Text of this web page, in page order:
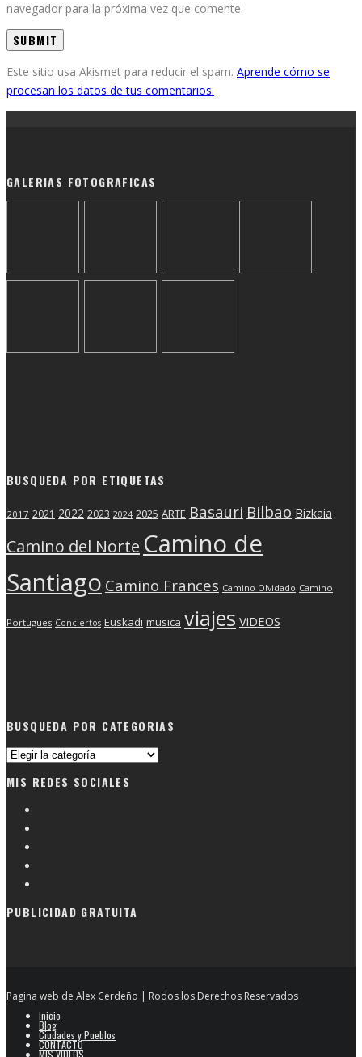
navegador para la próxima vez que comente.
Este sitio usa Akismet para reducir el spam. Aprende cómo se
procesan los datos de tus comentarios.
GALERIAS FOTOGRAFICAS
BUSQUEDA POR ETIQUETAS
2017 2021 2022 2023 2024 2025 ARTE Basauri Bilbao Bizkaia
Camino del Norte Camino de
Santiago Camino Frances Camino Olvidado Camino
Portugues Conciertos Euskadi musica viajes ViDEOS
BUSQUEDA POR CATEGORIAS
Busqueda
categorias
MIS REDES SOCIALES
PUBLICIDAD GRATUITA
Pagina web de Alex Cerdeño | Rodos los Derechos Reservados
Inicio
Blog
Ciudades y Pueblos
CONTACTO